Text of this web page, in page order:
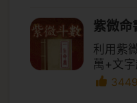
紫微命
利用紫
萬+文
3449